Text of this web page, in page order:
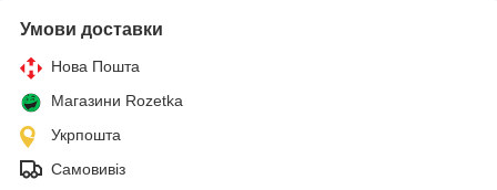
Умови доставки
Нова Пошта
Магазини Rozetka
Укрпошта
Самовивіз